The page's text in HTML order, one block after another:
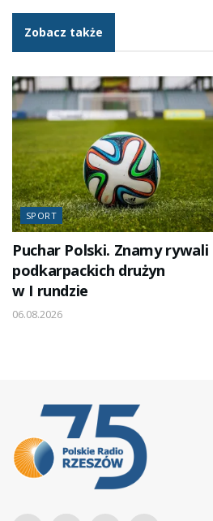
Zobacz także
SPORT
Puchar Polski. Znamy rywali
podkarpackich drużyn
w I rundzie
06.08.2026